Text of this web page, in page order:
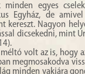
minden egyes
Egyház, de amivel
kereszt. Nagyon
dicsekedni, mint
volt az is, hogy
megmosakodva
minden vakjára